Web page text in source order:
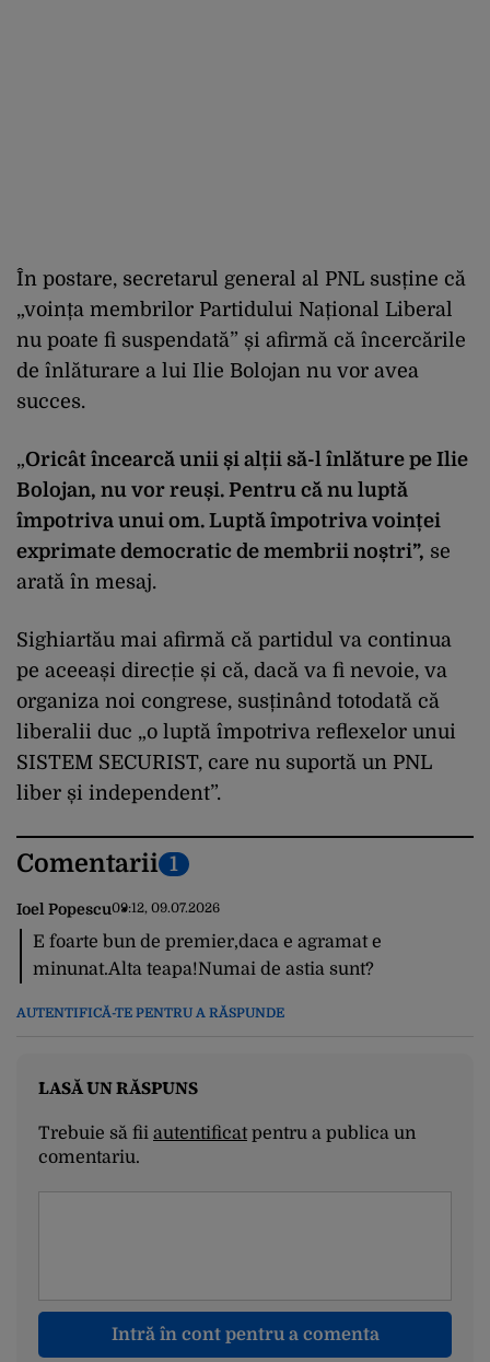
În postare, secretarul general al PNL susține că
„voința membrilor Partidului Național Liberal
nu poate fi suspendată” și afirmă că încercările
de înlăturare a lui Ilie Bolojan nu vor avea
succes.
„Oricât încearcă unii și alții să-l înlăture pe Ilie
Bolojan, nu vor reuși. Pentru că nu luptă
împotriva unui om. Luptă împotriva voinței
exprimate democratic de membrii noștri”, se
arată în mesaj.
Sighiartău mai afirmă că partidul va continua
pe aceeași direcție și că, dacă va fi nevoie, va
organiza noi congrese, susținând totodată că
liberalii duc „o luptă împotriva reflexelor unui
SISTEM SECURIST, care nu suportă un PNL
liber și independent”.
Comentarii 1
Ioel Popescu09:12, 09.07.2026
E foarte bun de premier,daca e agramat e
minunat.Alta teapa!Numai de astia sunt?
AUTENTIFICĂ-TE PENTRU A RĂSPUNDE
LASĂ UN RĂSPUNS
Trebuie să fii autentificatpentru a publica un
comentariu.
Intră în cont pentru a comenta